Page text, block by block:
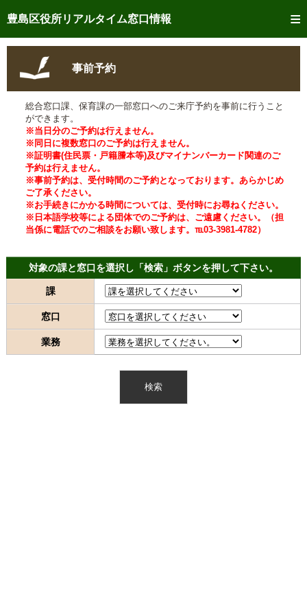
豊島区役所リアルタイム窓口情報
トップページへ
ご利用方法
事前予約
予約状況確認
リアルタイム窓口混雑状況
リアルタイム交付状況確認
メール通知登録
混雑予想カレンダー
事前予約
総合窓口課、保育課の一部窓口へのご来庁予約を事前に行うこと
ができます。
※当日分のご予約は行えません。
※同日に複数窓口のご予約は行えません。
※証明書(住民票・戸籍謄本等)及びマイナンバーカード関連のご
予約は行えません。
※事前予約は、受付時間のご予約となっております。あらかじめ
ご了承ください。
※お手続きにかかる時間については、受付時にお尋ねください。
※日本語学校等による団体でのご予約は、ご遠慮ください。（担
当係に電話でのご相談をお願い致します。℡03-3981-4782）
対象の課と窓口を選択し「検索」ボタンを押して下さい。
課
窓口
業務